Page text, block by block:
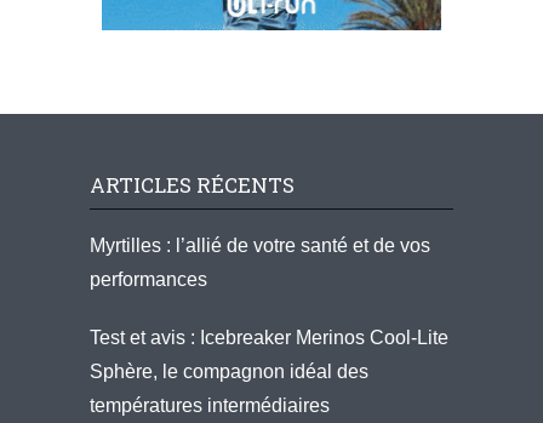
ARTICLES RÉCENTS
Myrtilles : l’allié de votre santé et de vos
performances
Test et avis : Icebreaker Merinos Cool-Lite
Sphère, le compagnon idéal des
températures intermédiaires